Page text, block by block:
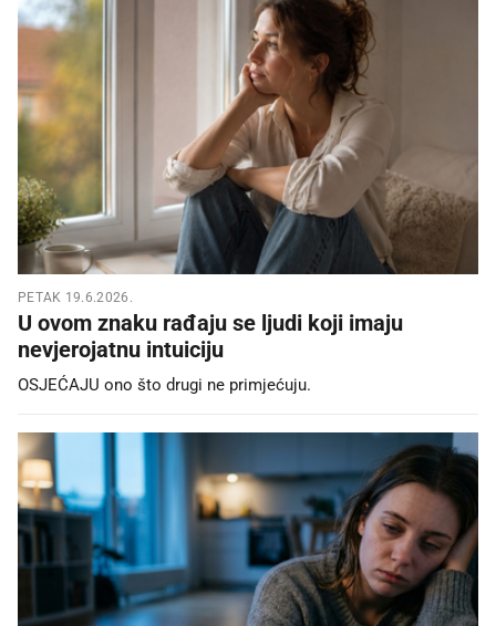
PETAK 19.6.2026.
U ovom znaku rađaju se ljudi koji imaju
nevjerojatnu intuiciju
OSJEĆAJU ono što drugi ne primjećuju.